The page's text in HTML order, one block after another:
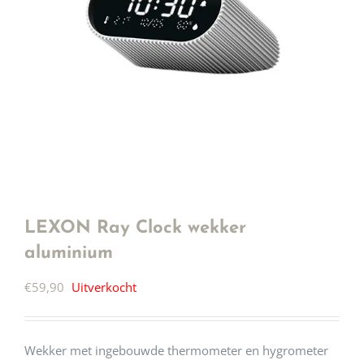
LEXON Ray Clock wekker
aluminium
€59,90 Uitverkocht
Wekker met ingebouwde thermometer en hygrometer